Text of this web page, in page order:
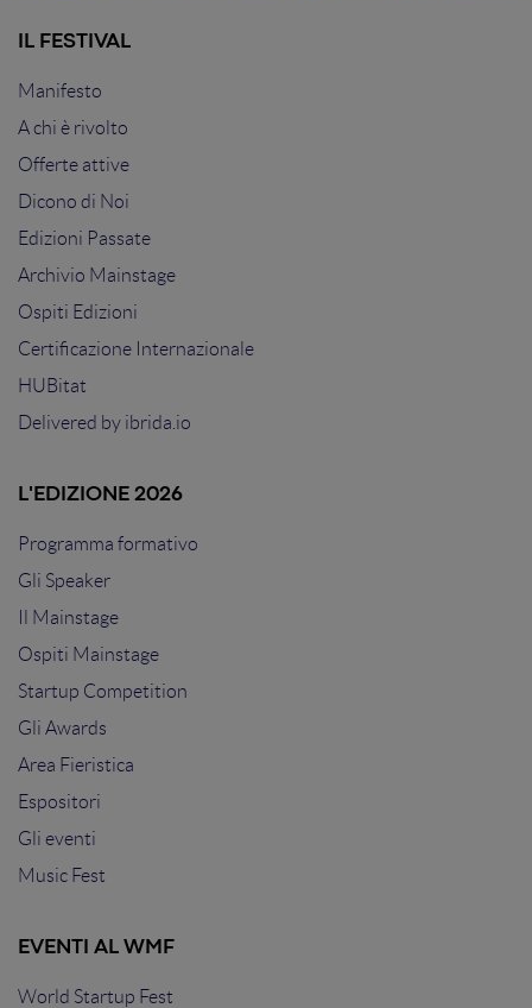
IL FESTIVAL
Manifesto
A chi è rivolto
Offerte attive
Dicono di Noi
Edizioni Passate
Archivio Mainstage
Ospiti Edizioni
Certificazione Internazionale
HUBitat
Delivered by ibrida.io
L'EDIZIONE 2026
Programma formativo
Gli Speaker
Il Mainstage
Ospiti Mainstage
Startup Competition
Gli Awards
Area Fieristica
Espositori
Gli eventi
Music Fest
EVENTI AL WMF
World Startup Fest